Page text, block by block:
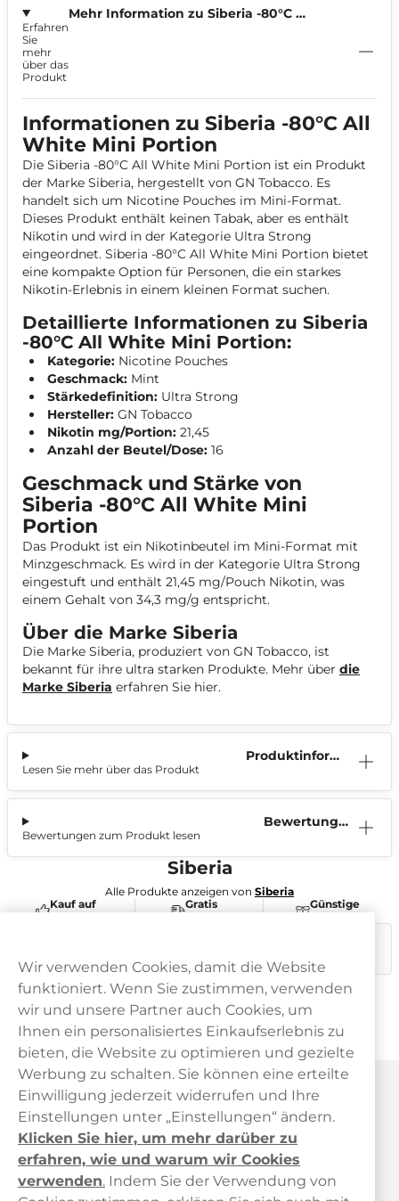
Mehr Information zu Siberia -80°C All
Erfahren
Sie
mehr
über das
Produkt
Informationen zu Siberia -80°C All
White Mini Portion
Die Siberia -80°C All White Mini Portion ist ein Produkt
der Marke Siberia, hergestellt von GN Tobacco. Es
handelt sich um Nicotine Pouches im Mini-Format.
Dieses Produkt enthält keinen Tabak, aber es enthält
Nikotin und wird in der Kategorie Ultra Strong
eingeordnet. Siberia -80°C All White Mini Portion bietet
eine kompakte Option für Personen, die ein starkes
Nikotin-Erlebnis in einem kleinen Format suchen.
Detaillierte Informationen zu Siberia
-80°C All White Mini Portion:
Kategorie: Nicotine Pouches
Geschmack: Mint
Stärkedefinition: Ultra Strong
Hersteller: GN Tobacco
Nikotin mg/Portion: 21,45
Anzahl der Beutel/Dose: 16
Geschmack und Stärke von
Siberia -80°C All White Mini
Portion
Das Produkt ist ein Nikotinbeutel im Mini-Format mit
Minzgeschmack. Es wird in der Kategorie Ultra Strong
eingestuft und enthält 21,45 mg/Pouch Nikotin, was
einem Gehalt von 34,3 mg/g entspricht.
Über die Marke Siberia
Die Marke Siberia, produziert von GN Tobacco, ist
bekannt für ihre ultra starken Produkte. Mehr über die
Marke Siberia erfahren Sie hier.
Produktinform
Lesen Sie mehr über das Produkt
Bewertunge
Bewertungen zum Produkt lesen
Siberia
Alle Produkte anzeigen von Siberia
Kauf auf
Rechnung
Gratis
Versand
Günstige
Preise
Haypp Österreich
Wir verwenden Cookies, damit die Website
funktioniert. Wenn Sie zustimmen, verwenden
wir und unsere Partner auch Cookies, um
Ihnen ein personalisiertes Einkaufserlebnis zu
bieten, die Website zu optimieren und gezielte
Werbung zu schalten. Sie können eine erteilte
Einwilligung jederzeit widerrufen und Ihre
Einstellungen unter „Einstellungen“ ändern.
Klicken Sie hier, um mehr darüber zu
erfahren, wie und warum wir Cookies
verwenden. Indem Sie der Verwendung von